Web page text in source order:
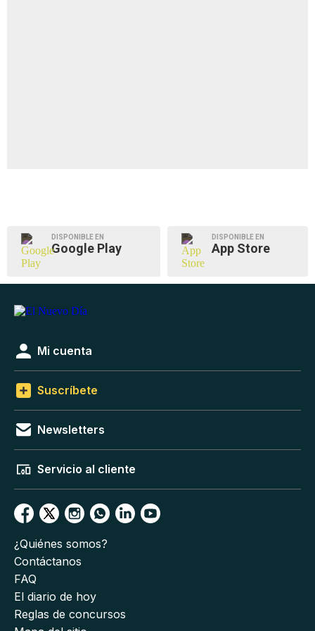
DISPONIBLE EN
Google Play
DISPONIBLE EN
App Store
Mi cuenta
Suscríbete
Newsletters
Servicio al cliente
¿Quiénes somos?
Contáctanos
FAQ
El diario de hoy
Reglas de concursos